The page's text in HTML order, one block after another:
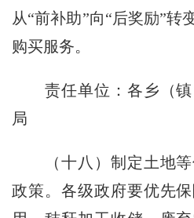
从“前补助”向“后奖励”转
购买服务。
责任单位：各乡（镇
局
（十八）制定土地等
政策。各级政府要优先